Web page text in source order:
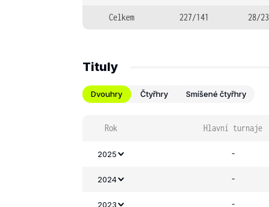
Celkem 227/141 28/23
Tituly
Dvouhry Čtyřhry Smíšené čtyřhry
Rok Hlavní turnaje
2025 -
2024 -
2023 -